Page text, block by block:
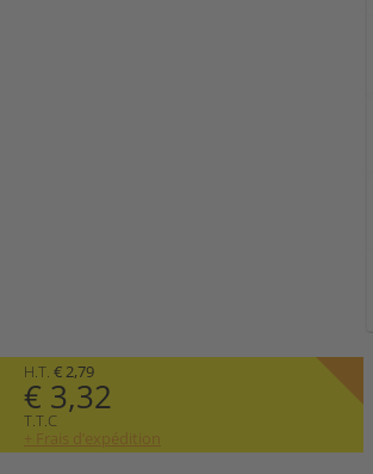
H.T. € 2,79
€ 3,32
T.T.C
+ Frais d’expédition